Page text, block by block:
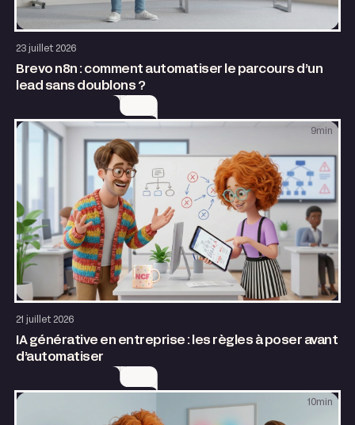
23 juillet 2026
Brevo n8n : comment automatiser le parcours d’un
lead sans doublons ?
21 juillet 2026
IA générative en entreprise : les règles à poser avant
d’automatiser
9 min
10 min